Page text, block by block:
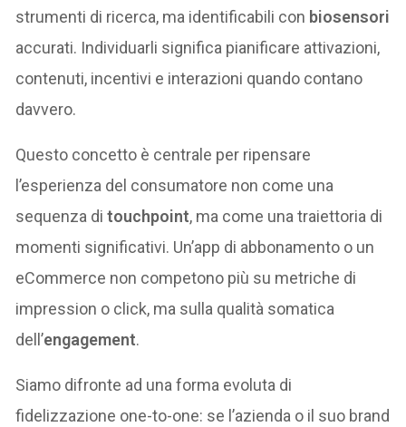
strumenti di ricerca, ma identificabili con biosensori
accurati. Individuarli significa pianificare attivazioni,
contenuti, incentivi e interazioni quando contano
davvero.
Questo concetto è centrale per ripensare
l’esperienza del consumatore non come una
sequenza ditouchpoint, ma come una traiettoria di
momenti significativi. Un’app di abbonamento o un
eCommerce non competono più su metriche di
impression o click, ma sulla qualità somatica
dell’engagement.
Siamo difronte ad una forma evoluta di
fidelizzazione one-to-one: se l’azienda o il suo brand